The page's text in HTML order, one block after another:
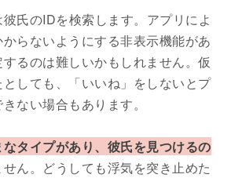
氏のIDを検索します。アプリによ
らないようにする非表示機能があ
るのは難しいかもしれません。仮
しても、「いいね」をしないとプ
ない場合もあります。
タイプがあり、彼氏を見つけるの
ん。どうしても浮気を突き止めた